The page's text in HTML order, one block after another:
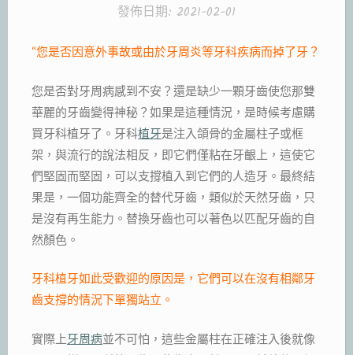
發佈日期: 2021-02-01
“您是否因意外事故或由於牙周炎等牙科疾病而掉了牙？
您是否對牙周病感到不安？還是缺少一顆牙齒使您那雙
華麗的牙齒變得神秘？如果是這種情況，是時候考慮購
買牙科植牙了。牙科植牙是注入頜骨的金屬柱子或框
架，與流行的說法相反，即它們僅粘在牙齦上，這使它
們堅固而堅固，可以支撐植入到它們的人造牙。最終結
果是，一個功能齊全的替代牙齒，類似於天然牙齒，只
是沒有再生能力。替換牙齒也可以著色以匹配牙齒的自
然顏色。
牙科植牙如此受歡迎的原因是，它們可以在沒有相鄰牙
齒支撐的情況下單獨站立。
實際上牙周病並不可怕，這些金屬柱在正確注入後就像